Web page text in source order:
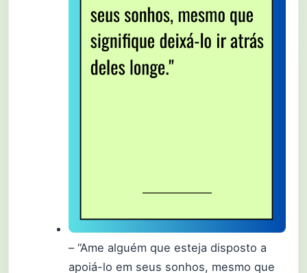
– “Ame alguém que esteja disposto a
apoiá-lo em seus sonhos, mesmo que